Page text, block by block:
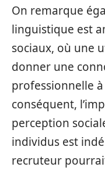
On remarque
linguistique est
sociaux, où une
donner une
professionnelle
conséquent,
perception
individus est
recruteur